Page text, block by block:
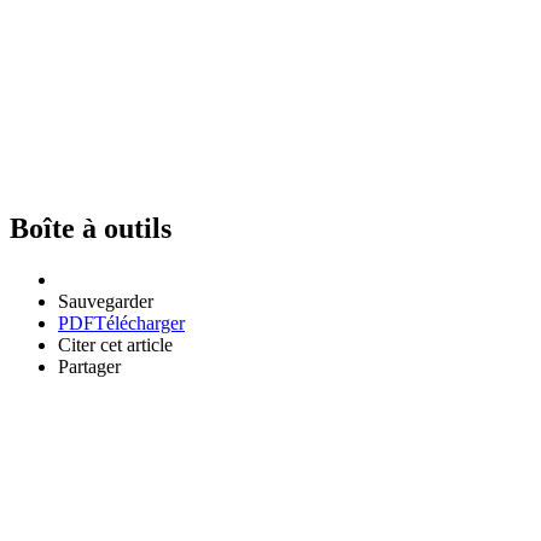
Boîte à outils
Sauvegarder
PDFTélécharger
Citer cet article
Partager